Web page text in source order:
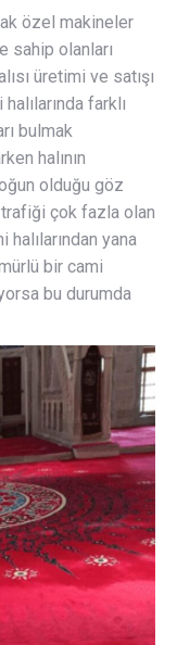
özel makineler
sahip olanları
üretimi ve satışı
farklı
bulmak
halının
olduğu göz
trafiği çok fazla olan
yana
bir cami
bu durumda